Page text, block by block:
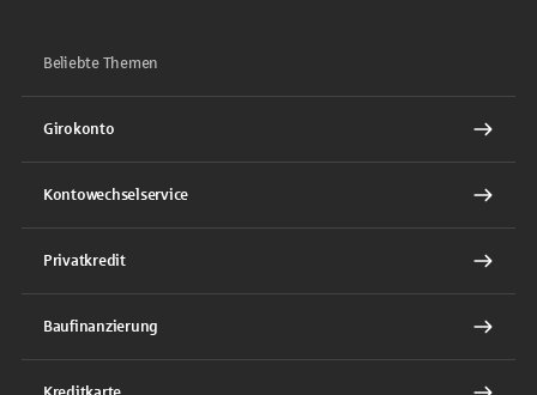
Beliebte Themen
Girokonto
Kontowechselservice
Privatkredit
Baufinanzierung